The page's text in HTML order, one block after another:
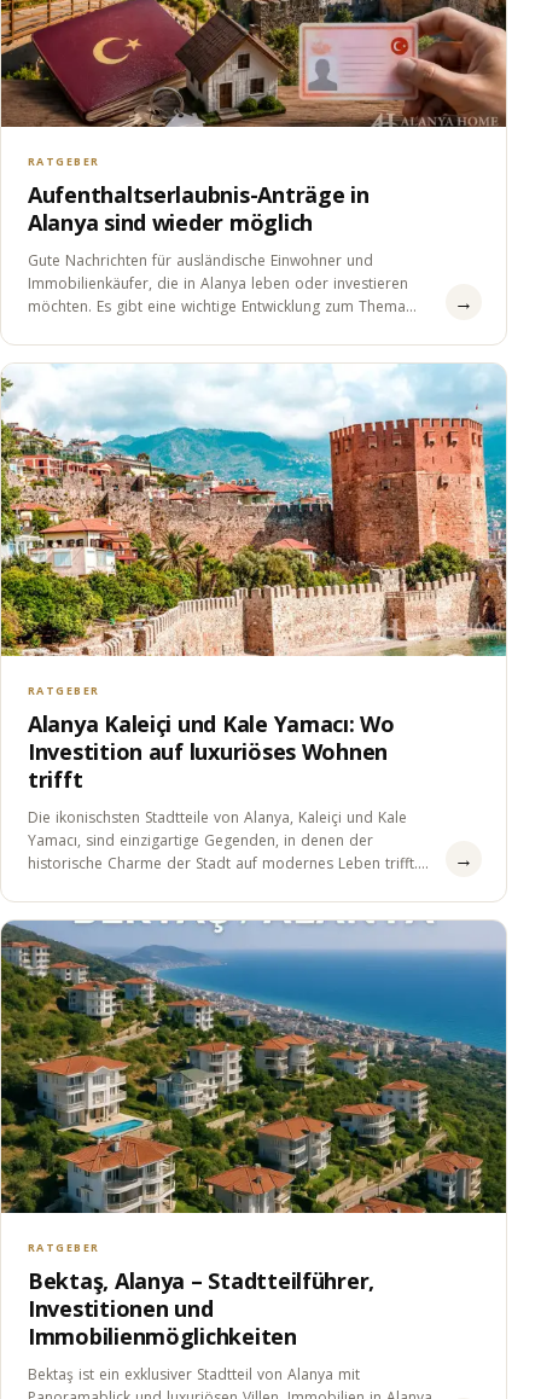
RATGEBER
Aufenthaltserlaubnis-Anträge in
Alanya sind wieder möglich
Gute Nachrichten für ausländische Einwohner und
Immobilienkäufer, die in Alanya leben oder investieren
möchten. Es gibt eine wichtige Entwicklung zum Thema
→
RATGEBER
Alanya Kaleiçi und Kale Yamacı: Wo
Investition auf luxuriöses Wohnen
trifft
Die ikonischsten Stadtteile von Alanya, Kaleiçi und Kale
Yamacı, sind einzigartige Gegenden, in denen der
historische Charme der Stadt auf modernes Leben trifft.
→
RATGEBER
Bektaş, Alanya – Stadtteilführer,
Investitionen und
Immobilienmöglichkeiten
Bektaş ist ein exklusiver Stadtteil von Alanya mit